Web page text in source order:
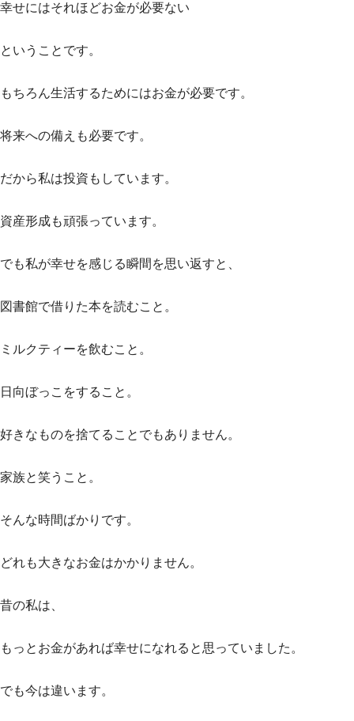
幸せにはそれほどお金が必要ない
ということです。
もちろん生活するためにはお金が必要です。
将来への備えも必要です。
だから私は投資もしています。
資産形成も頑張っています。
でも私が幸せを感じる瞬間を思い返すと、
図書館で借りた本を読むこと。
ミルクティーを飲むこと。
日向ぼっこをすること。
好きなものを捨てることでもありません。
家族と笑うこと。
そんな時間ばかりです。
どれも大きなお金はかかりません。
昔の私は、
もっとお金があれば幸せになれると思っていました。
でも今は違います。